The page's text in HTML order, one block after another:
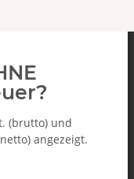
(brutto) und
angezeigt.